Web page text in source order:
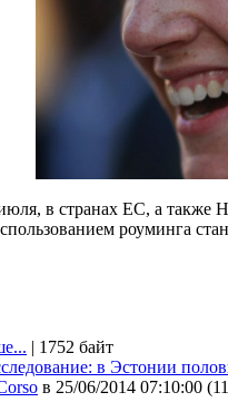
в странах ЕС, а также
роуминга
| 1752 байт
в Эстонии
в 25/06/2014 07:10:00 (